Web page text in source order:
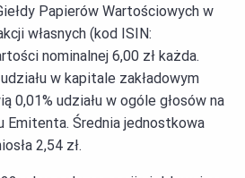
Papierów Wartościowych w
własnych (kod ISIN:
nominalnej 6,00 zł każda.
w kapitale zakładowym
0,01% udziału w ogóle głosów na
Emitenta. Średnia jednostkowa
2,54 zł.